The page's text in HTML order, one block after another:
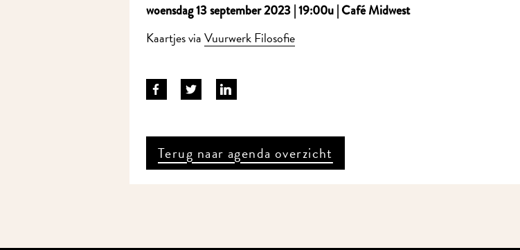
woensdag 13 september 2023 | 19:00u | Café Midwest
Kaartjes viaVuurwerk Filosofie
Terug naar agenda overzicht